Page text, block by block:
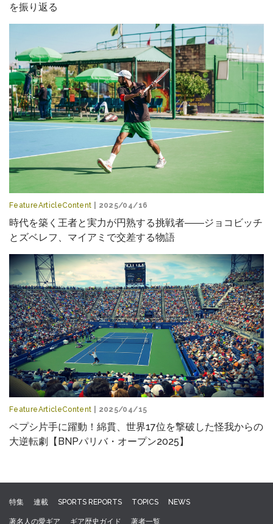
を振り返る
FeatureArticleContent | 2025/04/16
時代を築く王者と実力が円熟する挑戦者――ジョコビッチ
とズベレフ、マイアミで交差する物語
FeatureArticleContent | 2025/04/15
ペプシ片手に躍動！綿貫、世界17位を撃破した怪我からの
大逆転劇【BNPパリバ・オープン2025】
特集 連載 SPORTS REPORTS TOPICS NEWS
著名人の愛ギア ギア歴史ガイド 著者一覧